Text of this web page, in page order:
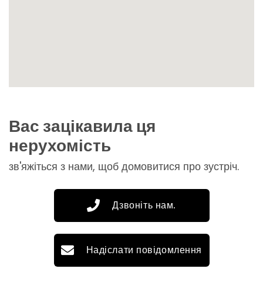
Вас зацікавила ця
нерухомість
зв'яжіться з нами, щоб домовитися про зустріч.
Дзвоніть нам.
Надіслати повідомлення